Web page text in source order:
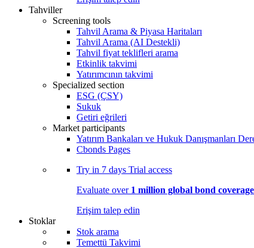
Tahviller
Screening tools
Tahvil Arama & Piyasa Haritaları
Tahvil Arama (AI Destekli)
Tahvil fiyat teklifleri arama
Etkinlik takvimi
Yatırımcının takvimi
Specialized section
ESG (ÇSY)
Sukuk
Getiri eğrileri
Market participants
Yatırım Bankaları ve Hukuk Danışmanları
Cbonds Pages
Try in 7 days Trial access
Evaluate over 1 million global bond coverage
Erişim talep edin
Stoklar
Stok arama
Temettü Takvimi